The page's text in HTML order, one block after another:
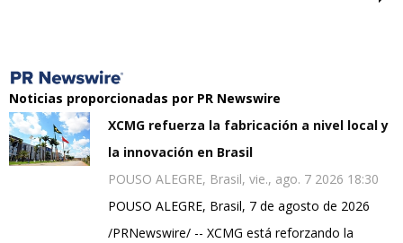
Noticias proporcionadas por PR Newswire
XCMG refuerza la fabricación a nivel local y
la innovación en Brasil
POUSO ALEGRE, Brasil, vie., ago. 7 2026 18:30
POUSO ALEGRE, Brasil, 7 de agosto de 2026
/PRNewswire/ -- XCMG está reforzando la